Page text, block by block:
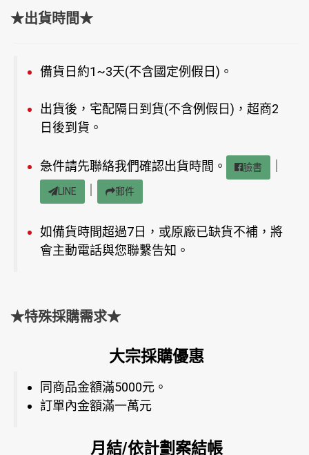
★出貨時間★
備貨日約1~3天(不含國定例假日)。
出貨後，宅配隔日到貨(不含例假日)，超商2
日後到貨。
急件請先聯絡我們確認出貨時間。 臉書
LINE 郵件
如備貨時間超過7日，或原廠已缺貨不補，將
會主動電話與您聯繫告知。
★特殊採購需求★
大宗採購優惠
同商品金額滿5000元。
訂單內金額滿一萬元
月結/依計劃案結帳